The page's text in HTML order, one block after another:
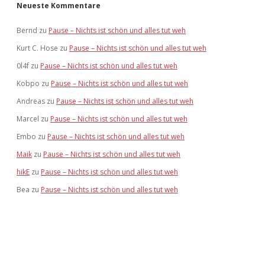
Neueste Kommentare
Bernd zu Pause – Nichts ist schön und alles tut weh
Kurt C. Hose zu Pause – Nichts ist schön und alles tut weh
0l4f zu Pause – Nichts ist schön und alles tut weh
Kobpo zu Pause – Nichts ist schön und alles tut weh
Andreas zu Pause – Nichts ist schön und alles tut weh
Marcel zu Pause – Nichts ist schön und alles tut weh
Embo zu Pause – Nichts ist schön und alles tut weh
Maik zu Pause – Nichts ist schön und alles tut weh
hikE zu Pause – Nichts ist schön und alles tut weh
Bea zu Pause – Nichts ist schön und alles tut weh